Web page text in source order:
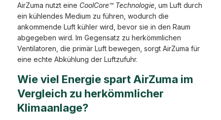
AirZuma nutzt eine CoolCore™ Technologie , um Luft durch
ein kühlendes Medium zu führen, wodurch die
ankommende Luft kühler wird, bevor sie in den Raum
abgegeben wird. Im Gegensatz zu herkömmlichen
Ventilatoren, die primär Luft bewegen, sorgt AirZuma für
eine echte Abkühlung der Luftzufuhr.
Wie viel Energie spart AirZuma im
Vergleich zu herkömmlicher
Klimaanlage?